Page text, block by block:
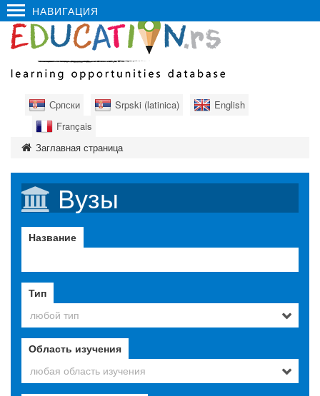
НАВИГАЦИЯ
Српски Srpski (latinica)
English
Français
Заглавная страница
Вузы
Название
Тип
любой тип
Область изучения
любая область изучения